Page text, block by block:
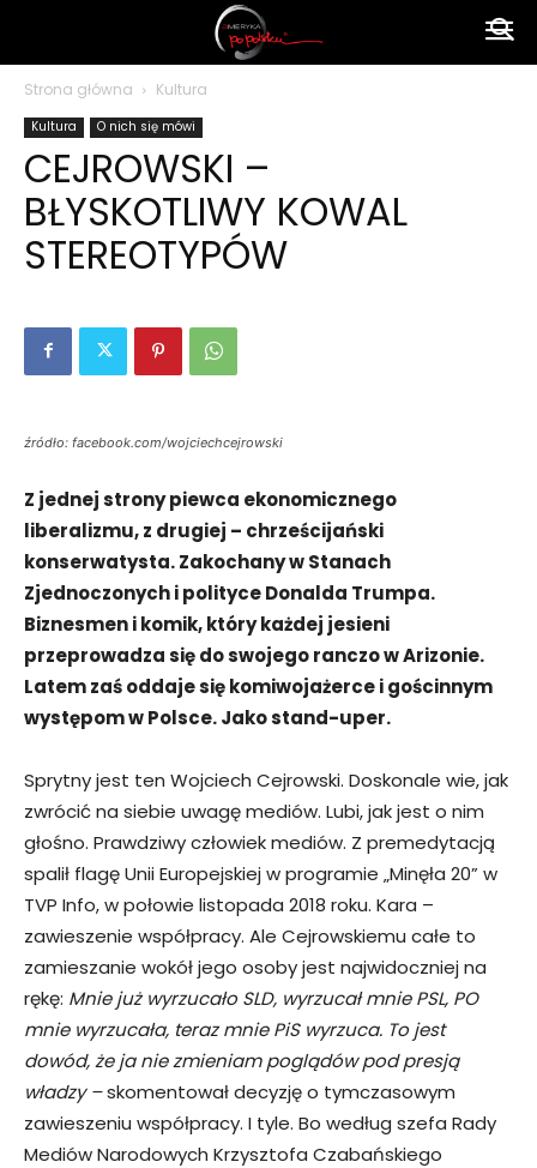
polsku
Strona główna Kultura
Kultura O nich się mówi
CEJROWSKI –
BŁYSKOTLIWY KOWAL
STEREOTYPÓW
źródło: facebook.com/wojciechcejrowski
Z jednej strony piewca ekonomicznego
liberalizmu, z drugiej – chrześcijański
konserwatysta. Zakochany w Stanach
Zjednoczonych i polityce Donalda Trumpa.
Biznesmen i komik, który każdej jesieni
przeprowadza się do swojego ranczo w Arizonie.
Latem zaś oddaje się komiwojażerce i gościnnym
występom w Polsce. Jako stand-uper.
Sprytny jest ten Wojciech Cejrowski. Doskonale wie, jak
zwrócić na siebie uwagę mediów. Lubi, jak jest o nim
głośno. Prawdziwy człowiek mediów. Z premedytacją
spalił flagę Unii Europejskiej w programie „Minęła 20” w
TVP Info, w połowie listopada 2018 roku. Kara –
zawieszenie współpracy. Ale Cejrowskiemu całe to
zamieszanie wokół jego osoby jest najwidoczniej na
rękę: Mnie już wyrzucało SLD, wyrzucał mnie PSL, PO
mnie wyrzucała, teraz mnie PiS wyrzuca. To jest
dowód, że ja nie zmieniam poglądów pod presją
władzy –skomentował decyzję o tymczasowym
zawieszeniu współpracy. I tyle. Bo według szefa Rady
Mediów Narodowych Krzysztofa Czabańskiego